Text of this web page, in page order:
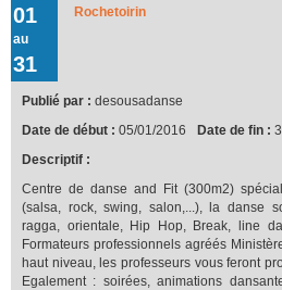
01
au
31
Rochetoirin
Publié par : desousadanse
Date de début : 05/01/2016 Date de fin :
Descriptif :
Centre de danse and Fit (300m2)
(salsa, rock, swing, salon,...), la danse
ragga, orientale, Hip Hop, Break, line
Formateurs professionnels agréés
haut niveau, les professeurs vous feront
Egalement : soirées, animations